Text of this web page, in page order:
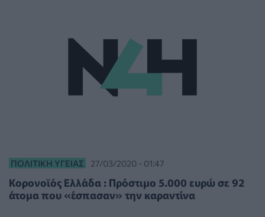
ΠΟΛΙΤΙΚΉ ΥΓΕΊΑΣ 27/03/2020 - 01:47
Κορονοϊός Ελλάδα : Πρόστιμο 5.000 ευρώ σε 92
άτομα που «έσπασαν» την καραντίνα